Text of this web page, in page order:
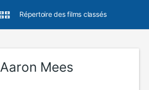
Répertoire des films classés
Aaron Mees